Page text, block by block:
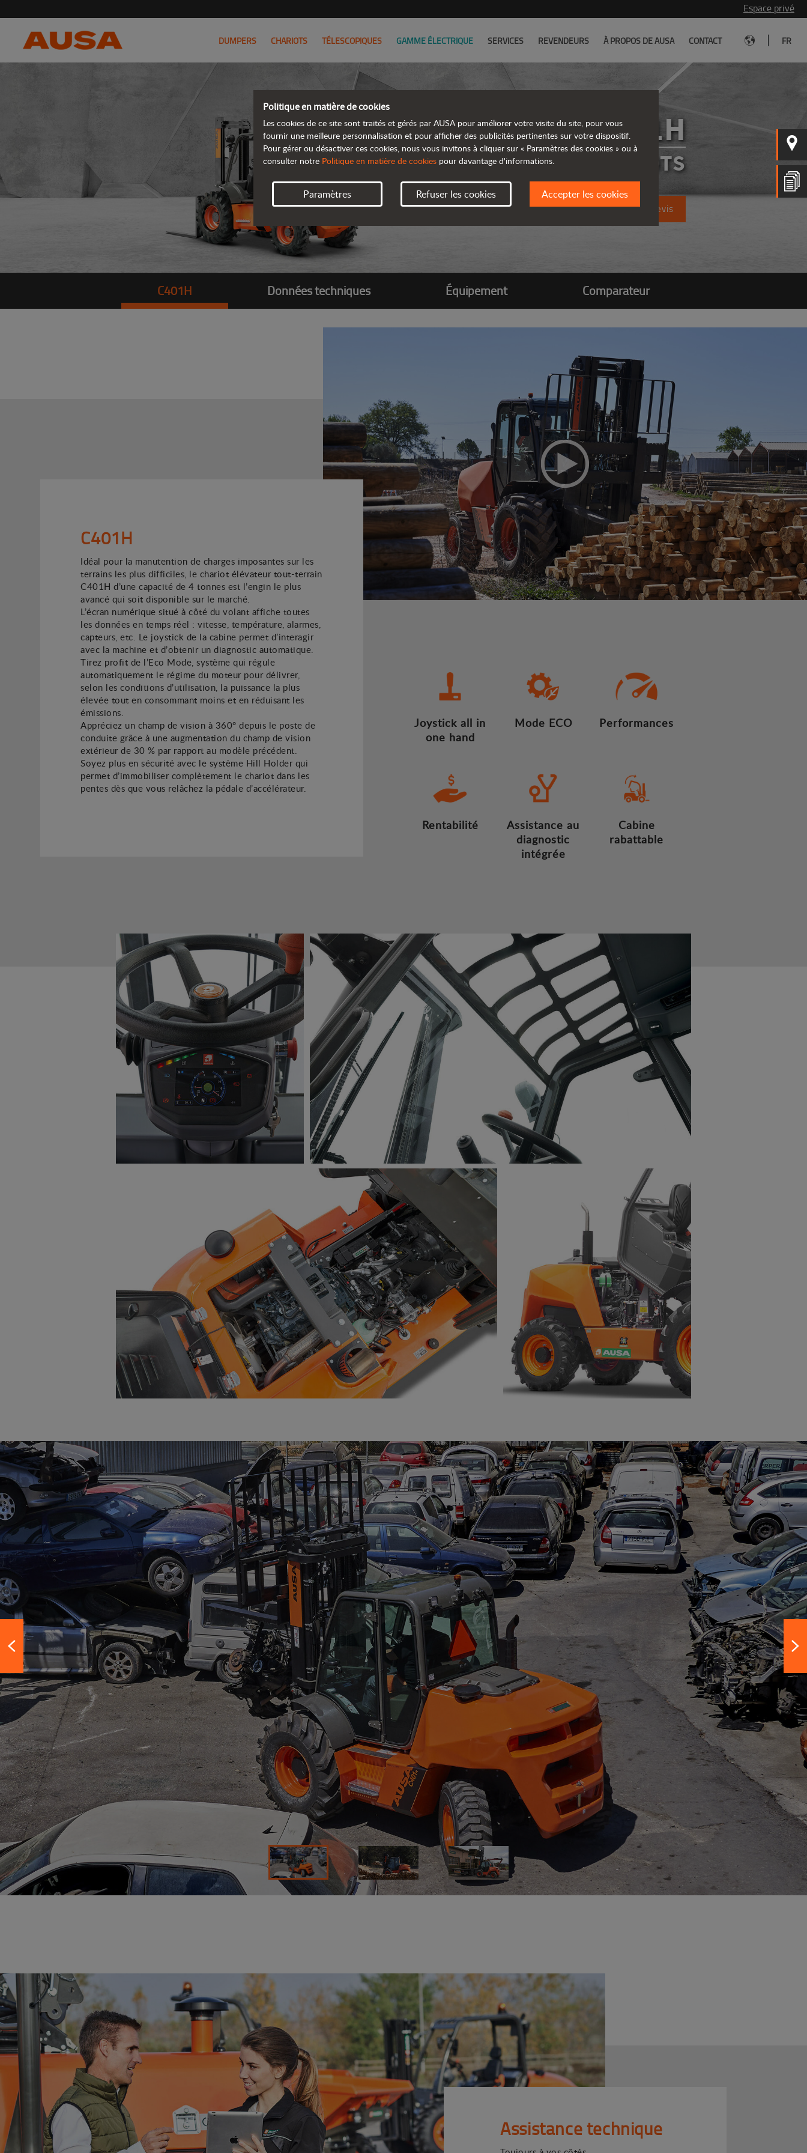
Espace privé
DUMPERS CHARIOTS TÉLESCOPIQUES GAMME ÉLECTRIQUE SERVICES REVENDEURS À PROPOS DE AUSA CONTACT FR
C401H
CHARIOTS
Demandez un devis
C401H Données techniques Équipement Comparateur
C401H
Idéal pour la manutention de charges imposantes sur les
terrains les plus difficiles, le chariot élévateur tout-terrain
C401H d’une capacité de 4 tonnes est l’engin le plus
avancé qui soit disponible sur le marché.
L’écran numérique situé à côté du volant affiche toutes
les données en temps réel : vitesse, température, alarmes,
capteurs, etc. Le joystick de la cabine permet d’interagir
avec la machine et d’obtenir un diagnostic automatique.
Tirez profit de l’Eco Mode, système qui régule
automatiquement le régime du moteur pour délivrer,
selon les conditions d’utilisation, la puissance la plus
élevée tout en consommant moins et en réduisant les
émissions.
Appréciez un champ de vision à 360° depuis le poste de
conduite grâce à une augmentation du champ de vision
extérieur de 30 % par rapport au modèle précédent.
Soyez plus en sécurité avec le système Hill Holder qui
permet d’immobiliser complètement le chariot dans les
pentes dès que vous relâchez la pédale d’accélérateur.
Joystick all in
one hand
Mode ECO Performances
Rentabilité
Assistance au
diagnostic
intégrée
Cabine
rabattable
Assistance technique
Politique en matière de cookies
Les cookies de ce site sont traités et gérés par AUSA pour améliorer votre visite du site, pour vous
fournir une meilleure personnalisation et pour afficher des publicités pertinentes sur votre dispositif.
Pour gérer ou désactiver ces cookies, nous vous invitons à cliquer sur « Paramètres des cookies » ou à
consulter notre Politique en matière de cookies pour davantage d'informations.
Paramètres Refuser les cookies Accepter les cookies